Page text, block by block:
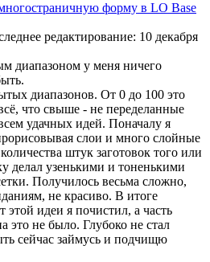
форму в LO Base
редактирование: 10 декабря
диапазоном у меня ничего
диапазонов. От 0 до 100 это
что свыше - не переделанные
удачных идей. Поначалу я
слои и много слойные
штук заготовок того или
делал узенькими и тоненькими
Получилось весьма сложно,
не красиво. В итоге
этой идеи я почистил, а часть
это не было. Глубоко не стал
сейчас займусь и подчищю